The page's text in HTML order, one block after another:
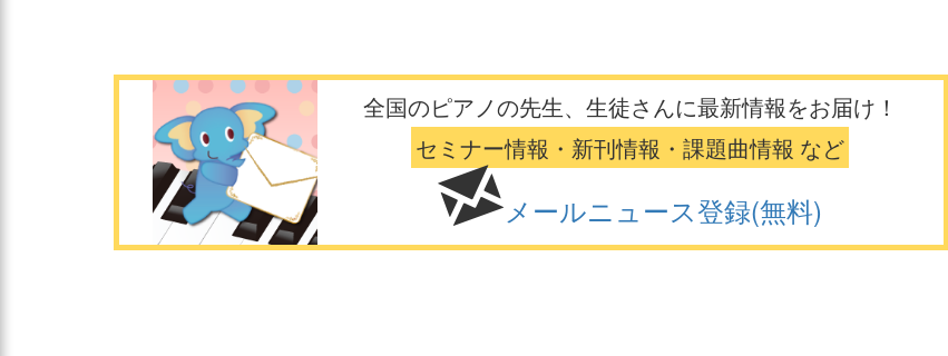
全国のピアノの先生、生徒さんに最新情報をお届け！
セミナー情報・新刊情報・課題曲情報 など
メールニュース登録(無料)